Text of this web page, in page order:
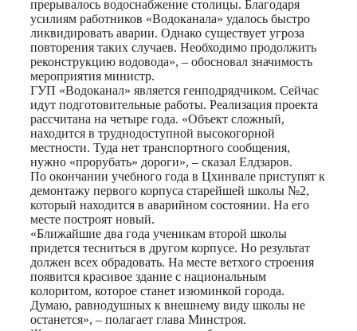
прерывалось водоснабжение столицы. Благодаря
усилиям работников «Водоканала» удалось быстро
ликвидировать аварии. Однако существует угроза
повторения таких случаев. Необходимо продолжить
реконструкцию водовода», – обосновал значимость
мероприятия министр.
ГУП «Водоканал» является генподрядчиком. Сейчас
идут подготовительные работы. Реализация проекта
рассчитана на четыре года. «Объект сложный,
находится в труднодоступной высокогорной
местности. Туда нет транспортного сообщения,
нужно «прорубать» дороги», – сказал Елдзаров.
По окончании учебного года в Цхинвале приступят к
демонтажу первого корпуса старейшей школы №2,
который находится в аварийном состоянии. На его
месте построят новый.
«Ближайшие два года ученикам второй школы
придется тесниться в другом корпусе. Но результат
должен всех обрадовать. На месте ветхого строения
появится красивое здание с национальным
колоритом, которое станет изюминкой города.
Думаю, равнодушных к внешнему виду школы не
останется», – полагает глава Минстроя.